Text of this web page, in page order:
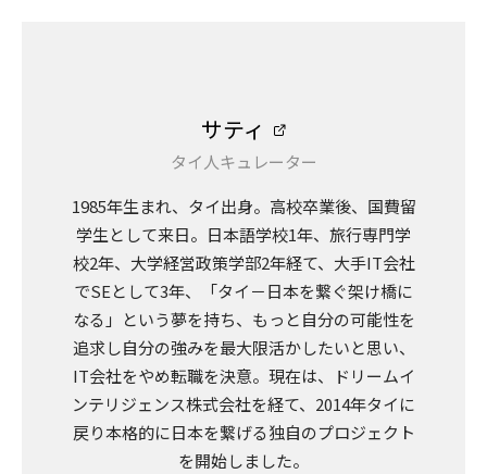
サティ
タイ人キュレーター
1985年生まれ、タイ出身。高校卒業後、国費留
学生として来日。日本語学校1年、旅行専門学
校2年、大学経営政策学部2年経て、大手IT会社
でSEとして3年、「タイ－日本を繋ぐ架け橋に
なる」という夢を持ち、もっと自分の可能性を
追求し自分の強みを最大限活かしたいと思い、
IT会社をやめ転職を決意。現在は、ドリームイ
ンテリジェンス株式会社を経て、2014年タイに
戻り本格的に日本を繋げる独自のプロジェクト
を開始しました。